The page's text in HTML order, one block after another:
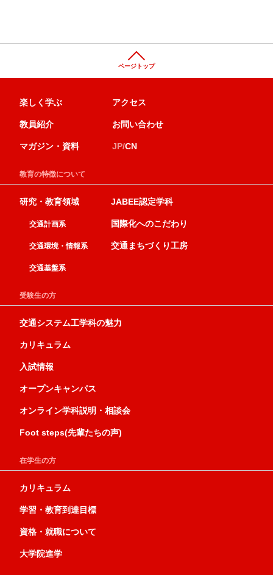
ページトップ
楽しく学ぶ
教員紹介
マガジン・資料
アクセス
お問い合わせ
JP/CN
教育の特徴について
研究・教育領域
交通計画系
交通環境・情報系
交通基盤系
JABEE認定学科
国際化へのこだわり
交通まちづくり工房
受験生の方
交通システム工学科の魅力
カリキュラム
入試情報
オープンキャンパス
オンライン学科説明・相談会
Foot steps(先輩たちの声)
在学生の方
カリキュラム
学習・教育到達目標
資格・就職について
大学院進学